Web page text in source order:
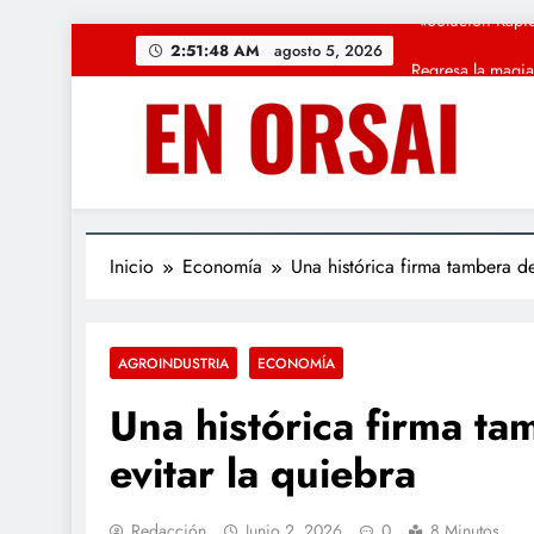
2:51:49 AM agosto 5, 2026
CUARTO
Inicio Economía Una histórica firma tambera
AGROINDUSTRIA ECONOMÍA
Una histórica firma
evitar la quiebra